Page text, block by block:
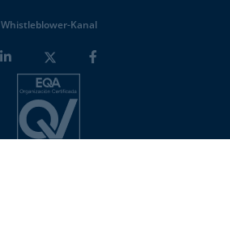
Whistleblower-Kanal